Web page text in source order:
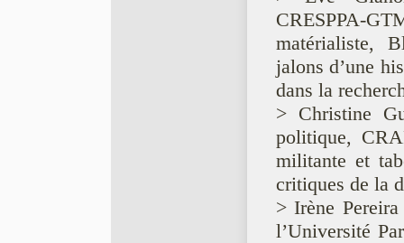
CRESPPA-
matérialiste,
jalons d’une
dans la
> Christine
politique,
militante et
critiques de la
> Irène
l’Université